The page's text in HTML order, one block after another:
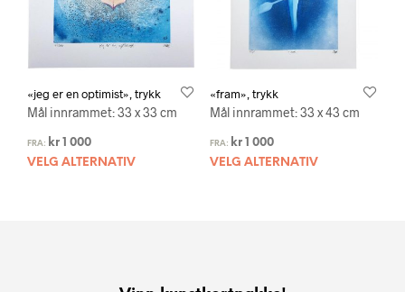
«jeg er en optimist», trykk
Mål innrammet: 33 x 33 cm
FRA: kr 1 000
VELG ALTERNATIV
«fram», trykk
Mål innrammet: 33 x 43 cm
FRA: kr1 000
VELG ALTERNATIV